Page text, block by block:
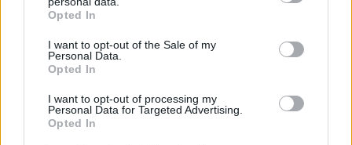
grant or deny consent to Google and its third-party tags to
use your data for below specified purposes in below Google
consent section.
Opted In
I want to opt-out of the Sale of my
Personal Data.
Opted In
I want to opt-out of processing my
Personal Data for Targeted Advertising.
Opted In
Games